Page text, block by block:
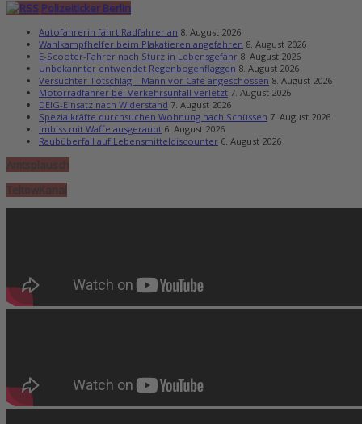
Polizeiticker Berlin
Autofahrerin fährt Radfahrer an 8. August 2026
Wahlkampfhelfer beim Plakatieren angefahren 8. August 2026
E-Scooter-Fahrer nach Sturz in Lebensgefahr 8. August 2026
Unbekannter entwendet Regenbogenflaggen 8. August 2026
Versuchter Totschlag – Mann vor Café angeschossen 8. August 2026
Motorradfahrer bei Verkehrsunfall verletzt 7. August 2026
DEIG-Einsatz nach Widerstand 7. August 2026
Spezialkräfte durchsuchen Wohnung nach Schüssen 7. August 2026
Imbiss mit Waffe ausgeraubt 6. August 2026
Raubüberfall auf Lebensmitteldiscounter 6. August 2026
Amtsplausch
TeltowKanal